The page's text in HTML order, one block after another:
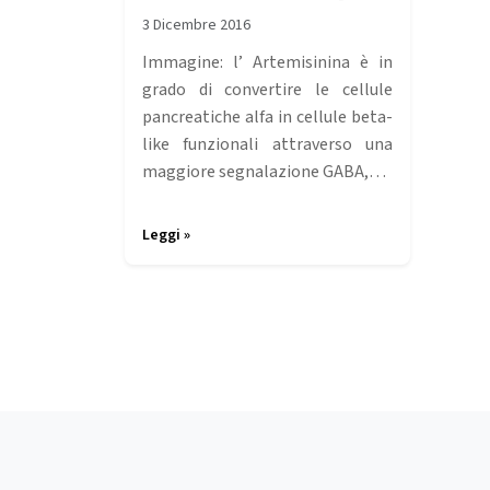
3 Dicembre 2016
Immagine: l’ Artemisinina è in
grado di convertire le cellule
pancreatiche alfa in cellule beta-
like funzionali attraverso una
maggiore segnalazione GABA,…
Leggi »